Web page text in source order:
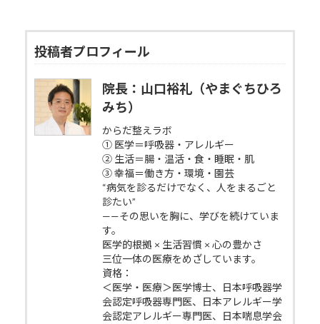
投稿者プロフィール
院長：山口裕礼（やまぐちひろ
みち）
からだ整えラボ
① 医学＝呼吸器・アレルギー
② 生活＝腸・温活・食・睡眠・肌
③ 幸福＝働き方・環境・園芸
“病気を診るだけでなく、人をまるごと
診たい”
——その思いを胸に、学びを続けていま
す。
医学的根拠 × 生活習慣 × 心の豊かさ
三位一体の医療をめざしています。
資格：
＜医学・医療＞医学博士、日本呼吸器学
会認定呼吸器専門医、日本アレルギー学
会認定アレルギー専門医、日本喘息学会